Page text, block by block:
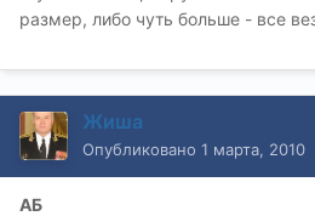
размер, либо чуть больше - все
Жиша
Опубликовано 1 марта, 2010
АБ